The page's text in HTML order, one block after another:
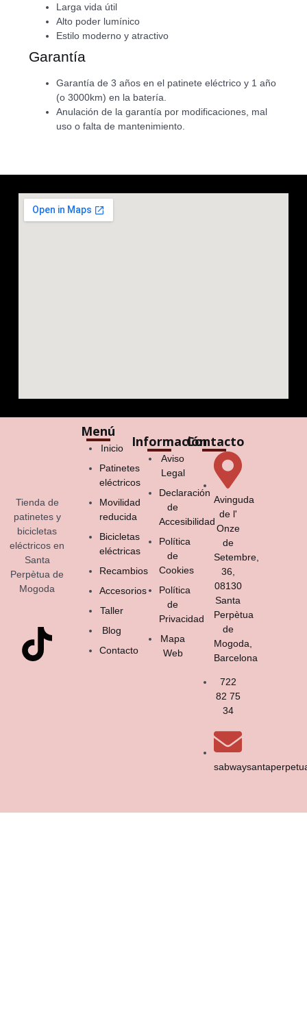
Larga vida útil
Alto poder lumínico
Estilo moderno y atractivo
Garantía
Garantía de 3 años en el patinete eléctrico y 1 año
(o 3000km) en la batería.
Anulación de la garantía por modificaciones, mal
uso o falta de mantenimiento.
Tienda de
patinetes y
bicicletas
eléctricos en
Santa
Perpètua de
Mogoda
Menú
Inicio
Patinetes
eléctricos
Movilidad
reducida
Bicicletas
eléctricas
Recambios
Accesorios
Taller
Blog
Contacto
Información
Aviso
Legal
Declaración
de
Accesibilidad
Política
de
Cookies
Política
de
Privacidad
Mapa
Web
Contacto
Avinguda
de l'
Onze
de
Setembre,
36,
08130
Santa
Perpètua
de
Mogoda,
Barcelona
722
82 75
34